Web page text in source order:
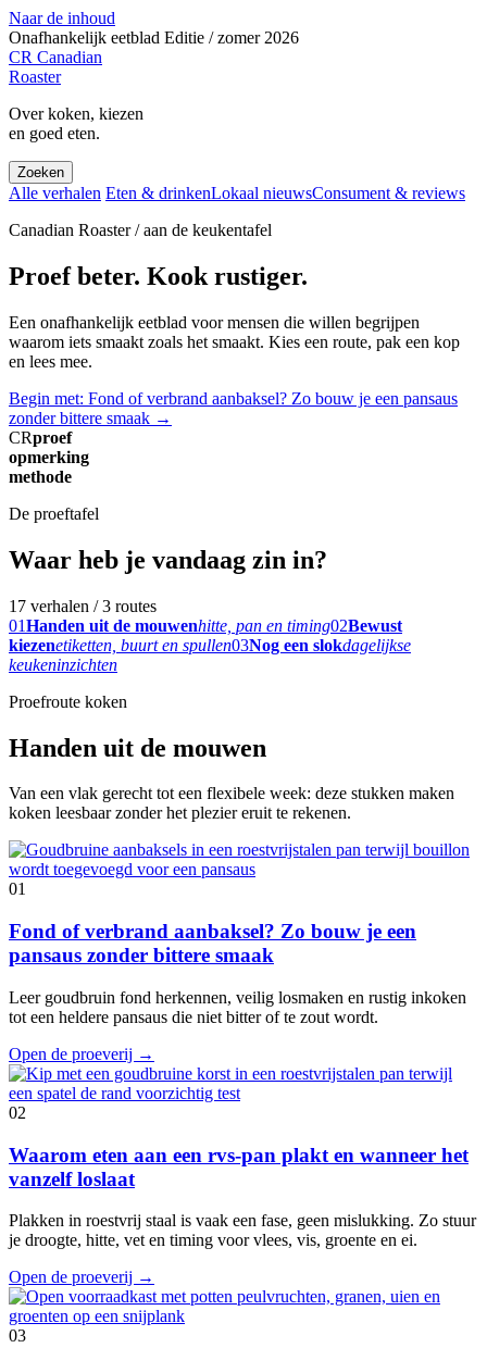
Naar de inhoud
Onafhankelijk eetblad Editie / zomer 2026
CR Canadian
Roaster
Over koken, kiezen
en goed eten.
Zoeken
Alle verhalen Eten & drinkenLokaal nieuwsConsument & reviews
Canadian Roaster / aan de keukentafel
Proef beter. Kook rustiger.
Een onafhankelijk eetblad voor mensen die willen begrijpen
waarom iets smaakt zoals het smaakt. Kies een route, pak een kop
en lees mee.
Begin met: Fond of verbrand aanbaksel? Zo bouw je een pansaus
zonder bittere smaak →
CRproef
opmerking
methode
De proeftafel
Waar heb je vandaag zin in?
17 verhalen / 3 routes
01Handen uit de mouwenhitte, pan en timing02Bewust
kiezenetiketten, buurt en spullen03Nog een slokdagelijkse
keukeninzichten
Proefroute koken
Handen uit de mouwen
Van een vlak gerecht tot een flexibele week: deze stukken maken
koken leesbaar zonder het plezier eruit te rekenen.
01
Fond of verbrand aanbaksel? Zo bouw je een
pansaus zonder bittere smaak
Leer goudbruin fond herkennen, veilig losmaken en rustig inkoken
tot een heldere pansaus die niet bitter of te zout wordt.
Open de proeverij →
02
Waarom eten aan een rvs-pan plakt en wanneer het
vanzelf loslaat
Plakken in roestvrij staal is vaak een fase, geen mislukking. Zo stuur
je droogte, hitte, vet en timing voor vlees, vis, groente en ei.
Open de proeverij →
03